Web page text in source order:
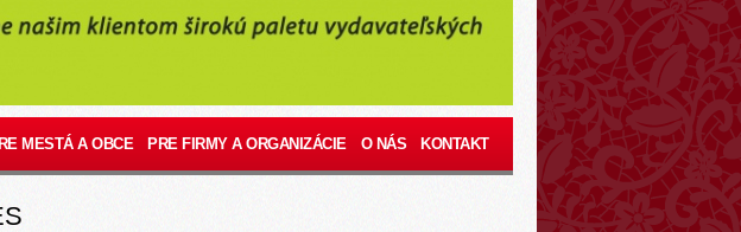
MESTÁ A OBCE PRE FIRMY A ORGANIZÁCIE O NÁS KONTAKT